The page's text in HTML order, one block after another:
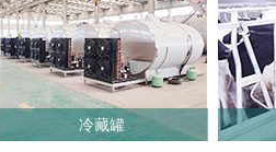
冷藏罐